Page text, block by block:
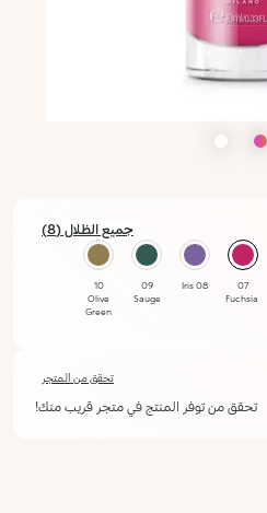
جميع الظلال (8)
محدد
07
Fuchsia
08 Iris
09
Sauge
10
Olive
Green
تحقق من المتجر
تحقق من توفر المنتج في متجر قريب منك!